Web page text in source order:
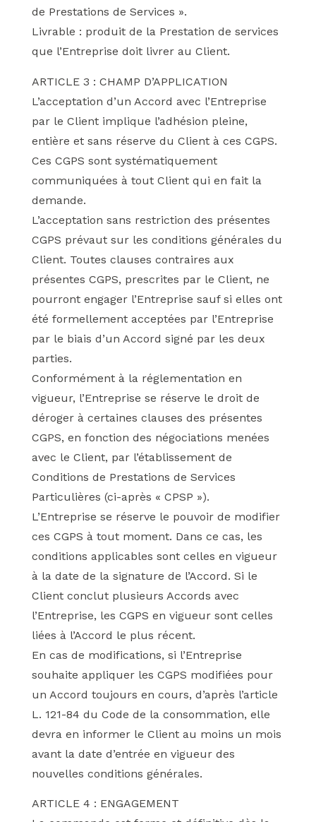
de Prestations de Services ».
Livrable : produit de la Prestation de services
que l’Entreprise doit livrer au Client.
ARTICLE 3 : CHAMP D’APPLICATION
L’acceptation d’un Accord avec l’Entreprise
par le Client implique l’adhésion pleine,
entière et sans réserve du Client à ces CGPS.
Ces CGPS sont systématiquement
communiquées à tout Client qui en fait la
demande.
L’acceptation sans restriction des présentes
CGPS prévaut sur les conditions générales du
Client. Toutes clauses contraires aux
présentes CGPS, prescrites par le Client, ne
pourront engager l’Entreprise sauf si elles ont
été formellement acceptées par l’Entreprise
par le biais d’un Accord signé par les deux
parties.
Conformément à la réglementation en
vigueur, l’Entreprise se réserve le droit de
déroger à certaines clauses des présentes
CGPS, en fonction des négociations menées
avec le Client, par l’établissement de
Conditions de Prestations de Services
Particulières (ci-après « CPSP »).
L’Entreprise se réserve le pouvoir de modifier
ces CGPS à tout moment. Dans ce cas, les
conditions applicables sont celles en vigueur
à la date de la signature de l’Accord. Si le
Client conclut plusieurs Accords avec
l’Entreprise, les CGPS en vigueur sont celles
liées à l’Accord le plus récent.
En cas de modifications, si l’Entreprise
souhaite appliquer les CGPS modifiées pour
un Accord toujours en cours, d’après l’article
L. 121-84 du Code de la consommation, elle
devra en informer le Client au moins un mois
avant la date d’entrée en vigueur des
nouvelles conditions générales.
ARTICLE 4 : ENGAGEMENT